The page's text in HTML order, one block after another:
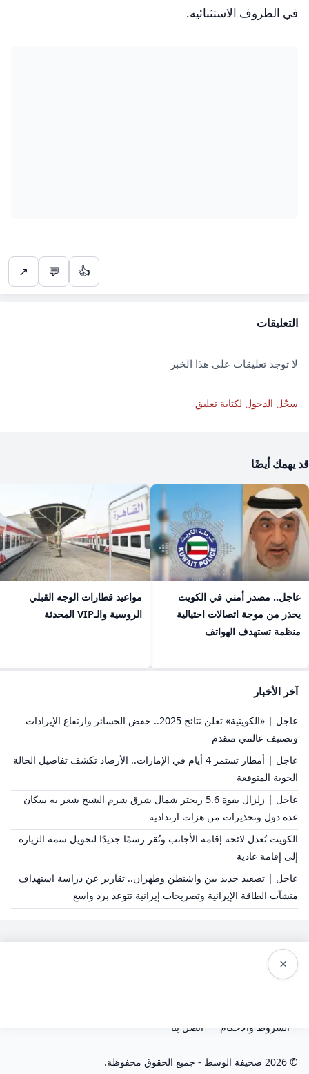
في الظروف الاستثنائيه.
👍
💬
↗
التعليقات
لا توجد تعليقات على هذا الخبر
سجّل الدخول لكتابة تعليق
قد يهمك أيضًا
عاجل.. مصدر أمني في الكويت
يحذر من موجة اتصالات احتيالية
منظمة تستهدف الهواتف
مواعيد قطارات الوجه القبلي
الروسية والـVIP المحدثة
آخر الأخبار
عاجل | «الكويتية» تعلن نتائج 2025.. خفض الخسائر وارتفاع الإيرادات
وتصنيف عالمي متقدم
عاجل | أمطار تستمر 4 أيام في الإمارات.. الأرصاد تكشف تفاصيل الحالة
الجوية المتوقعة
عاجل | زلزال بقوة 5.6 ريختر شمال شرق شرم الشيخ شعر به سكان
عدة دول وتحذيرات من هزات ارتدادية
الكويت تُعدل لائحة إقامة الأجانب وتُقر رسمًا جديدًا لتحويل سمة الزيارة
إلى إقامة عادية
عاجل | تصعيد جديد بين واشنطن وطهران.. تقارير عن دراسة استهداف
منشآت الطاقة الإيرانية وتصريحات إيرانية تتوعد برد واسع
×
الشروط والاحكام اتصل بنا
© 2026 صحيفة الوسط - جميع الحقوق محفوظة.